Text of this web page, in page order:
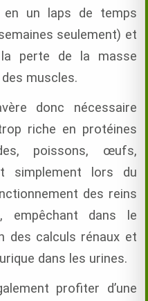
un laps de temps
seulement) et
la perte de la masse
muscles.
donc nécessaire
riche en protéines
poissons, œufs,
simplement lors du
des reins
empêchant dans le
des calculs rénaux et
dans les urines.
profiter d’une